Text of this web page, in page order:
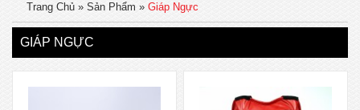
Trang Chủ » Sản Phẩm » Giáp Ngực
GIÁP NGỰC